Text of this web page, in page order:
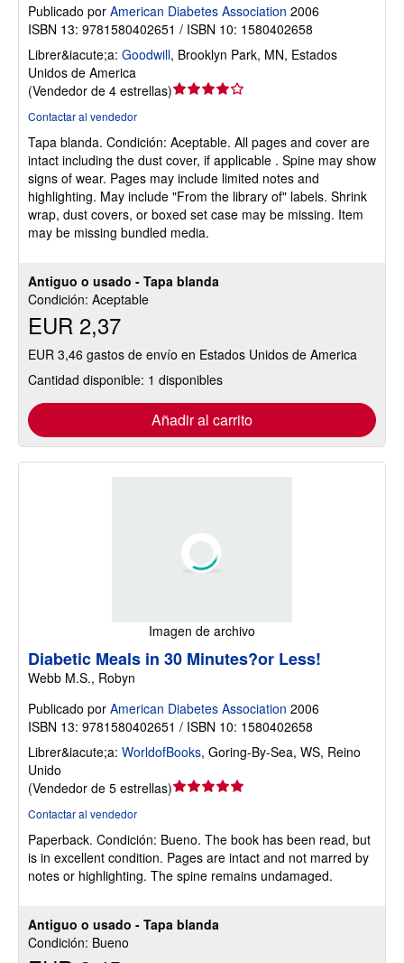
Antiguo o usado - Tapa blanda
Condición: Aceptable
EUR 2,37
EUR 3,46 gastos de envío en Estados Unidos de America
Cantidad disponible: 1 disponibles
Añadir al carrito
Publicado por American Diabetes Association 2006
ISBN 13: 9781580402651 / ISBN 10: 1580402658
Librer&iacute;a: Goodwill, Brooklyn Park, MN, Estados
Unidos de America
(Vendedor de 4 estrellas)Calificación
4
de
5
estrellas
Contactar al vendedor
Tapa blanda. Condición: Aceptable. All pages and cover are
intact including the dust cover, if applicable . Spine may show
signs of wear. Pages may include limited notes and
highlighting. May include "From the library of" labels. Shrink
wrap, dust covers, or boxed set case may be missing. Item
may be missing bundled media.
Imagen de archivo
Antiguo o usado - Tapa blanda
Condición: Bueno
Diabetic Meals in 30 Minutes?or Less!
Webb M.S., Robyn
Publicado por American Diabetes Association 2006
ISBN 13: 9781580402651 / ISBN 10: 1580402658
Librer&iacute;a: WorldofBooks, Goring-By-Sea, WS, Reino
Unido
(Vendedor de 5 estrellas)Calificación
5
de
5
Contactar al vendedor
Paperback. Condición: Bueno. The book has been read, but
is in excellent condition. Pages are intact and not marred by
notes or highlighting. The spine remains undamaged.